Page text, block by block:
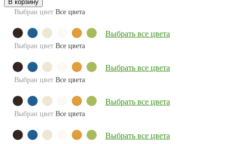
В корзину
Выбран цвет Все цвета
Выбрать все цвета
Выбран цвет Все цвета
Выбрать все цвета
Выбран цвет Все цвета
Выбрать все цвета
Выбран цвет Все цвета
Выбрать все цвета